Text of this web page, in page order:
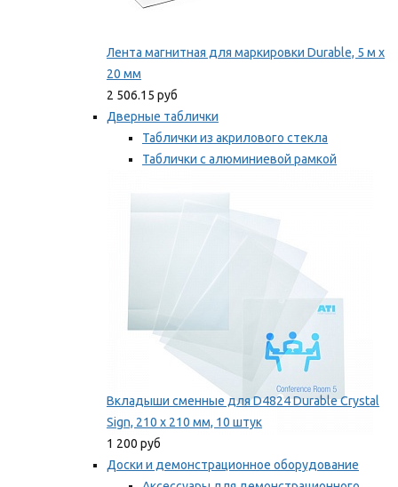
Лента магнитная для маркировки Durable, 5 м х
20 мм
2 506.15 руб
Дверные таблички
Таблички из акрилового стекла
Таблички с алюминиевой рамкой
Вкладыши сменные для D4824 Durable Crystal
Sign, 210 x 210 мм, 10 штук
1 200 руб
Доски и демонстрационное оборудование